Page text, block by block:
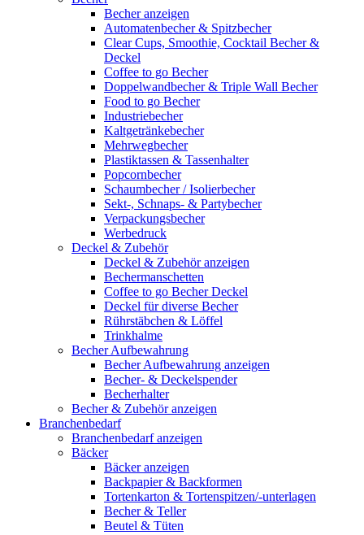
Becher anzeigen
Automatenbecher & Spitzbecher
Clear Cups, Smoothie, Cocktail Becher &
Deckel
Coffee to go Becher
Doppelwandbecher & Triple Wall Becher
Food to go Becher
Industriebecher
Kaltgetränkebecher
Mehrwegbecher
Plastiktassen & Tassenhalter
Popcornbecher
Schaumbecher / Isolierbecher
Sekt-, Schnaps- & Partybecher
Verpackungsbecher
Werbedruck
Deckel & Zubehör
Deckel & Zubehör anzeigen
Bechermanschetten
Coffee to go Becher Deckel
Deckel für diverse Becher
Rührstäbchen & Löffel
Trinkhalme
Becher Aufbewahrung
Becher Aufbewahrung anzeigen
Becher- & Deckelspender
Becherhalter
Becher & Zubehör anzeigen
Branchenbedarf
Branchenbedarf anzeigen
Bäcker
Bäcker anzeigen
Backpapier & Backformen
Tortenkarton & Tortenspitzen/-unterlagen
Becher & Teller
Beutel & Tüten